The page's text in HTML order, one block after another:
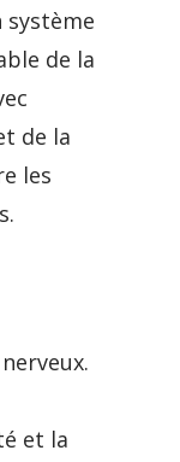
système
de la
de la
les
et la